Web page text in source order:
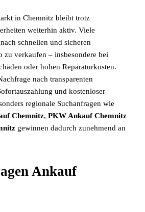
in Chemnitz bleibt trotz
weiterhin aktiv. Viele
schnellen und sicheren
verkaufen – insbesondere bei
oder hohen Reparaturkosten.
nach transparenten
und kostenloser
regionale Suchanfragen wie
Chemnitz, PKW Ankauf Chemnitz
gewinnen dadurch zunehmend an
Ankauf